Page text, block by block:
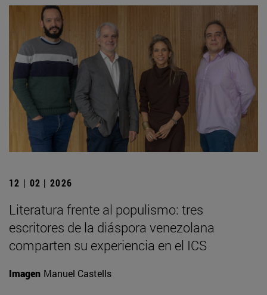
12 | 02 | 2026
Literatura frente al populismo: tres
escritores de la diáspora venezolana
comparten su experiencia en el ICS
Imagen Manuel Castells